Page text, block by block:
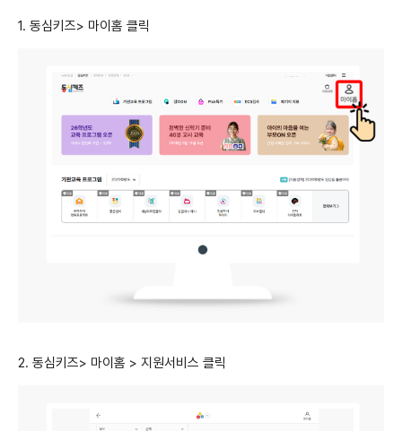
1. 동심키즈> 마이홈 클릭
2. 동심키즈> 마이홈 > 지원서비스 클릭